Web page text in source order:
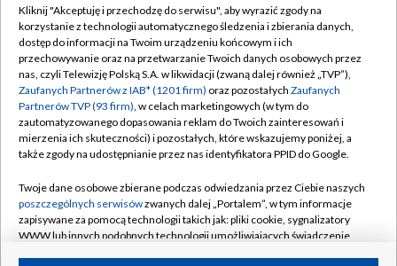
Dołącz do nas:
TVP
Abonament TVP
Emisja w TVP
Centrum informacji TVP
Naziemna Telewizja Cyfrowa
Sklep TVP
Rada Programowa
Regulamin TVP
Polityka prywatności
Moje zgody
Biuro reklamy
Kontakt
Kliknij "Akceptuję i przechodzę do serwisu", aby wyrazić zgody na
korzystanie z technologii automatycznego śledzenia i zbierania danych,
dostęp do informacji na Twoim urządzeniu końcowym i ich
przechowywanie oraz na przetwarzanie Twoich danych osobowych przez
nas, czyli Telewizję Polską S.A. w likwidacji (zwaną dalej również „TVP”),
Zaufanych Partnerów z IAB* (1201 firm) oraz pozostałych Zaufanych
Partnerów TVP (93 firm), w celach marketingowych (w tym do
zautomatyzowanego dopasowania reklam do Twoich zainteresowań i
mierzenia ich skuteczności) i pozostałych, które wskazujemy poniżej, a
także zgody na udostępnianie przez nas identyfikatora PPID do Google.
Twoje dane osobowe zbierane podczas odwiedzania przez Ciebie naszych
poszczególnych serwisówzwanych dalej „Portalem”, w tym informacje
zapisywane za pomocą technologii takich jak: pliki cookie, sygnalizatory
WWW lub innych podobnych technologii umożliwiających świadczenie